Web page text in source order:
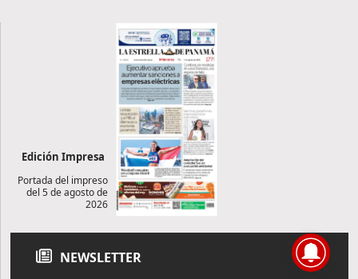
Edición Impresa
Portada del impreso
del 5 de agosto de
2026
NEWSLETTER